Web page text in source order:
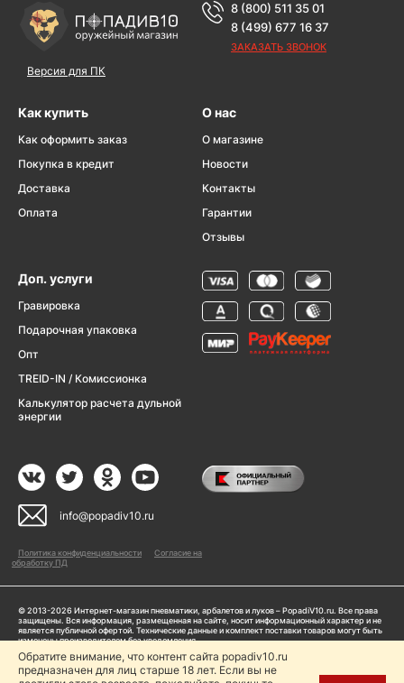
Версия для ПК
8 (800) 511 35 01
8 (499) 677 16 37
ЗАКАЗАТЬ ЗВОНОК
Как купить
Как оформить заказ
Покупка в кредит
Доставка
Оплата
О нас
О магазине
Новости
Контакты
Гарантии
Отзывы
Доп. услуги
Гравировка
Подарочная упаковка
Опт
TREID-IN / Комиссионка
Калькулятор расчета дульной
энергии
info@popadiv10.ru
Политика конфиденциальности
Согласие на
обработку ПД
© 2013-2026 Интернет-магазин пневматики, арбалетов и луков – PopadiV10.ru. Все права
защищены. Вся информация, размещенная на сайте, носит информационный характер и не
является публичной офертой. Технические данные и комплект поставки товаров могут быть
изменены производителем без уведомления
ИП Жарук Александр Сергеевич, ОГРНИП: 314504704200042
Пользуясь сайтом Popadiv10.ru, пользователь автоматически соглашается с условиями,
прописанными в
Политике конфиденциальности
Обратите внимание, что контент сайта popadiv10.ru
предназначен для лиц старше 18 лет. Если вы не